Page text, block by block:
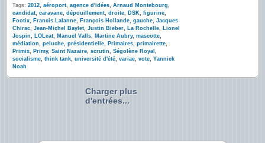
Tags: 2012, aéroport, agence d'idées, Arnaud Montebourg,
candidat, caravane, dépouillement, droite, DSK, figurine,
Footix, Francis Lalanne, François Hollande, gauche, Jacques
Chirac, Jean-Michel Baylet, Justin Bieber, La Rochelle, Lionel
Jospin, LOLcat, Manuel Valls, Martine Aubry, mascotte,
médiation, peluche, présidentielle, Primaires, primairette,
Primix, Primy, Saint Nazaire, scrutin, Ségolène Royal ,
socialisme, think tank, université d'été, variae, vote, Yannick
Noah
Charger plus
d'entrées...